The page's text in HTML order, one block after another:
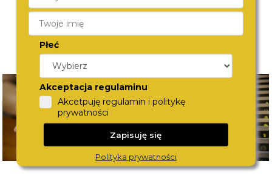
Płeć
Akceptacja regulaminu
Akcetpuję regulamin i politykę
prywatności
Zapisuję się
Polityka prywatności